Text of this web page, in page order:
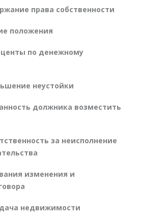
права собственности
положения
по денежному
неустойки
должника возместить
за неисполнение
изменения и
недвижимости